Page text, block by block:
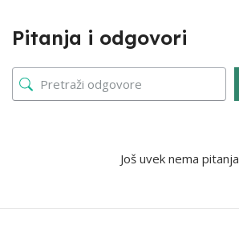
Pitanja i odgovori
Još uvek nema pitanja